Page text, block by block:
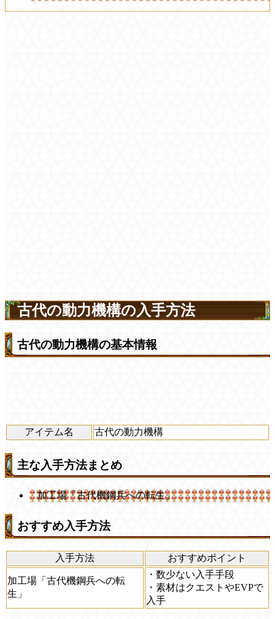
古代の動力機構の入手方法
古代の動力機構の基本情報
アイテム名 古代の動力機構
主な入手方法まとめ
加工場「古代機鋼兵への転生」
おすすめ入手方法
入手方法 おすすめポイント
加工場「古代機鋼兵への転
生」
・数少ない入手手段
・素材はクエストやEVPで
入手